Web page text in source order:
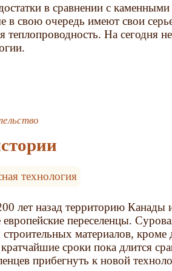
в сравнении с
в свою очередь имеют свои
теплопроводность. На сегодня
технология
лет назад территорию
переселенцы.
материалов, кроме
сроки пока длится
прибегнуть к новой